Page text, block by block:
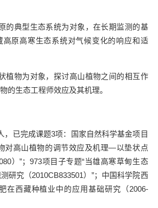
典型生态系统为对象，在长期监测的基
高原高寒生态系统对气候变化的响应和适
物为对象，探讨高山植物之间的相互作
的生态工程师效应及其机理。
已完成课题3项：国家自然科学基金项目
对高山植物的调节效应及机理—以垫状点
）”；973项目子专题“当雄高寒草甸生态
研究（2010CB833501）”；中国科学院西
在西藏种植业中的应用基础研究（2006-